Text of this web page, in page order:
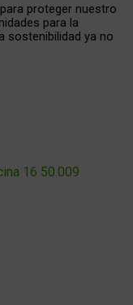
proteger nuestro
para la
sostenibilidad ya no
16 50.009